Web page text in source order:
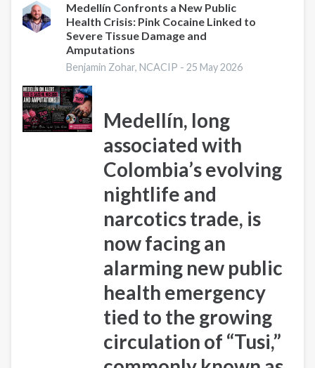
Medellín Confronts a New Public
Health Crisis: Pink Cocaine Linked to
Severe Tissue Damage and
Amputations
Benjamin Zohar, NCACIP -25 May 2026
Medellín, long
associated with
Colombia’s evolving
nightlife and
narcotics trade, is
now facing an
alarming new public
health emergency
tied to the growing
circulation of “Tusi,”